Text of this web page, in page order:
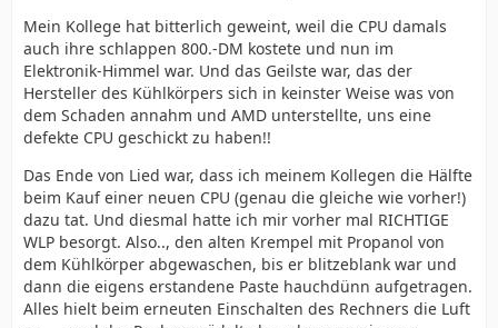
Mein Kollege hat bitterlich geweint, weil die CPU damals
auch ihre schlappen 800.-DM kostete und nun im
Elektronik-Himmel war. Und das Geilste war, das der
Hersteller des Kühlkörpers sich in keinster Weise was von
dem Schaden annahm und AMD unterstellte, uns eine
defekte CPU geschickt zu haben!!
Das Ende von Lied war, dass ich meinem Kollegen die Hälfte
beim Kauf einer neuen CPU (genau die gleiche wie vorher!)
dazu tat. Und diesmal hatte ich mir vorher mal RICHTIGE
WLP besorgt. Also.., den alten Krempel mit Propanol von
dem Kühlkörper abgewaschen, bis er blitzeblank war und
dann die eigens erstandene Paste hauchdünn aufgetragen.
Alles hielt beim erneuten Einschalten des Rechners die Luft